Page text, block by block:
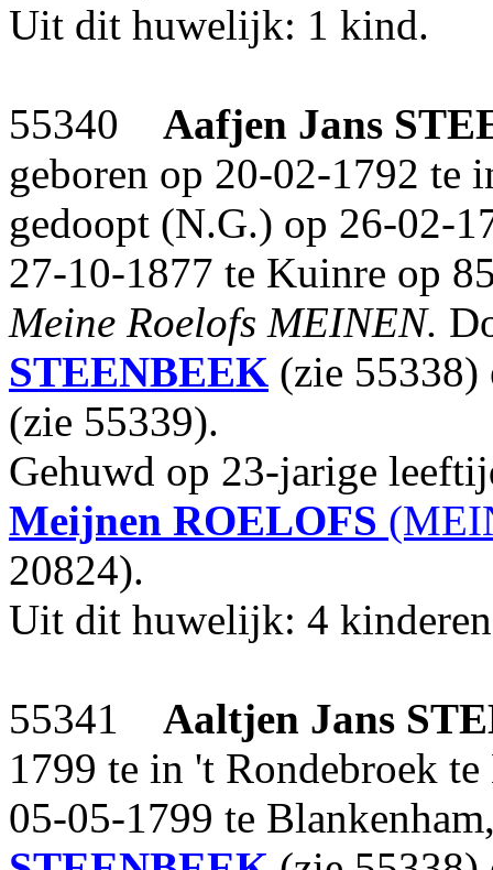
Uit dit huwelijk: 1 kind.
55340 Aafjen Jans
geboren op 20-02-1792 te
gedoopt (N.G.) op 26-02-
27-10-1877 te Kuinre op
Meine Roelofs MEINEN.
STEENBEEK (zie
(zie 55339).
Gehuwd op 23-jarige
Meijnen ROELOFS
20824).
Uit dit huwelijk: 4
55341 Aaltjen Jans
1799 te in 't Rondebroek
05-05-1799 te